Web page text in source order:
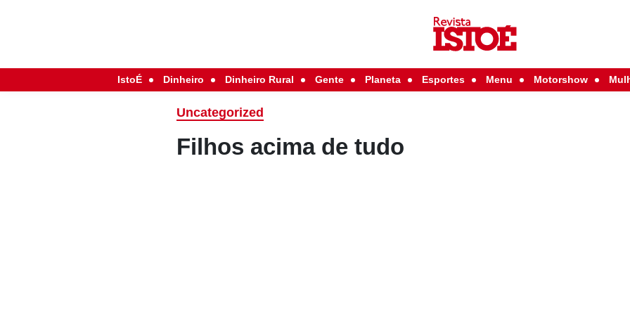
IstoÉ Dinheiro Dinheiro Rural Gente Planeta Esportes Menu Motorshow
Uncategorized
Filhos acima de tudo